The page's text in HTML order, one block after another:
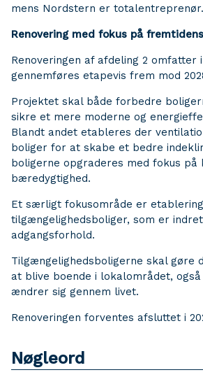
mens Nordstern er totalentreprenør.
Renovering med fokus på
Renoveringen af afdeling 2 omfatter
gennemføres etapevis frem mod
Projektet skal både forbedre
sikre et mere moderne og
Blandt andet etableres der
boliger for at skabe et bedre
boligerne opgraderes med fokus på
bæredygtighed.
Et særligt fokusområde er
tilgængelighedsboliger, som er
adgangsforhold.
Tilgængelighedsboligerne skal gøre
at blive boende i lokalområdet,
ændrer sig gennem livet.
Renoveringen forventes afsluttet i
Nøgleord